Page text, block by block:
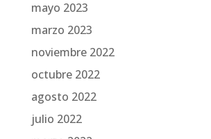
mayo 2023
marzo 2023
noviembre 2022
octubre 2022
agosto 2022
julio 2022